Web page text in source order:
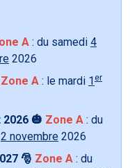
A : du samedi 4
2026
Zone A : le mardi 1 er
🎃 Zone A : du
2 novembre 2026
🎅 Zone A : du